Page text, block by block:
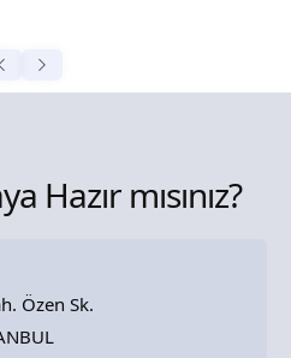
Hazır mısınız?
Özen Sk.